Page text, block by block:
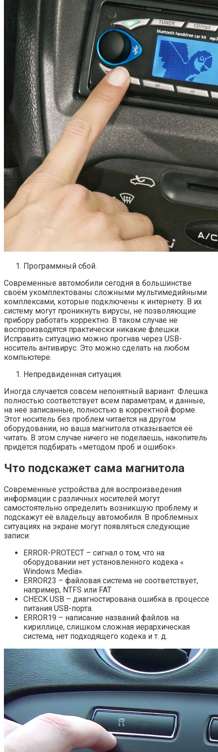
Программный сбой.
Современные автомобили сегодня в большинстве
своём укомплектованы сложными мультимедийными
комплексами, которые подключены к интернету. В их
систему могут проникнуть вирусы, не позволяющие
прибору работать корректно. В таком случае не
воспроизводятся практически никакие флешки.
Исправить ситуацию можно прогнав через USB-
носитель антивирус. Это можно сделать на любом
компьютере.
Непредвиденная ситуация.
Иногда случается совсем непонятный вариант. Флешка
полностью соответствует всем параметрам, и данные,
на неё записанные, полностью в корректной форме.
Этот носитель без проблем читается на другом
оборудовании, но ваша магнитола отказывается её
читать. В этом случае ничего не поделаешь, накопитель
придётся подбирать «методом проб и ошибок».
Что подскажет сама магнитола
Современные устройства для воспроизведения
информации с различных носителей могут
самостоятельно определить возникшую проблему и
подскажут её владельцу автомобиля. В проблемных
ситуациях на экране могут появляться следующие
записи:
ERROR-PROTECT – сигнал о том, что на
оборудовании нет установленного кодека «
Windows Media».
ERROR23 – файловая система не соответствует,
например, NTFS или FAT
CHECK USB – диагностирована ошибка в процессе
питания USB-порта.
ERROR19 – написание названий файлов на
кириллице, слишком сложная иерархическая
система, нет подходящего кодека и т. д.